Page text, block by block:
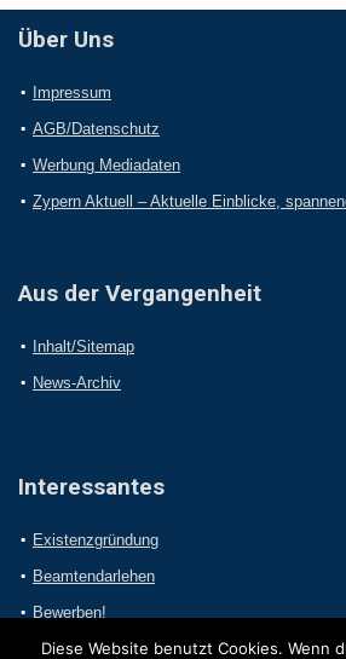
Über Uns
Impressum
AGB/Datenschutz
Werbung Mediadaten
Zypern Aktuell – Aktuelle Einblicke,
Aus der Vergangenheit
Inhalt/Sitemap
News-Archiv
Interessantes
Existenzgründung
Beamtendarlehen
Bewerben!
Diese Website benutzt Cookies. Wenn